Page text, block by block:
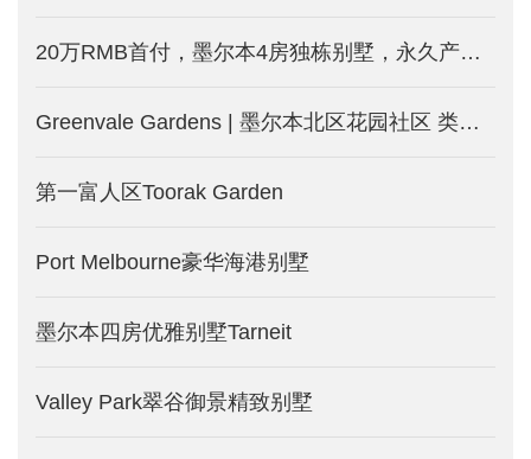
20万RMB首付，墨尔本4房独栋别墅，永久产权的土地
Greenvale Gardens | 墨尔本北区花园社区 类型丰富包含独栋别墅和独立地块 配套完善 生活便利
第一富人区Toorak Garden
Port Melbourne豪华海港别墅
墨尔本四房优雅别墅Tarneit
Valley Park翠谷御景精致别墅